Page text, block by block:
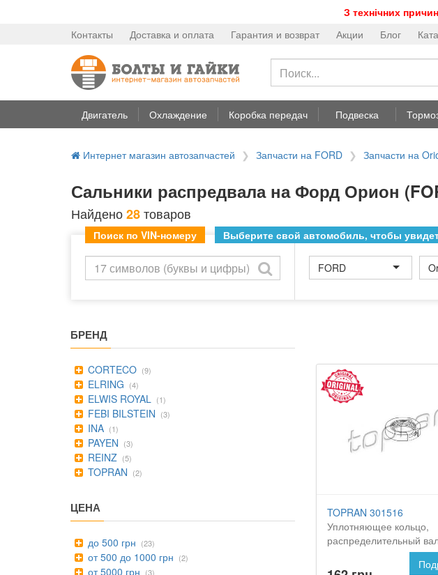
З технічних
Контакты Доставка и оплата Гарантия и возврат Акции Блог
Двигатель Охлаждение Коробка передач Подвеска
Интернет магазин автозапчастей Запчасти на FORD Запчасти на
Сальники распредвала на Форд Орион
Найдено28товаров
Поиск по VIN-номеру Выберите свой автомобиль, чтобы
FORD
БРЕНД
CORTECO (9)
ELRING (4)
ELWIS ROYAL (1)
FEBI BILSTEIN (3)
INA (1)
PAYEN (3)
REINZ (5)
TOPRAN (2)
ЦЕНА
до 500 грн (23)
от 500 до 1000 грн (2)
от 5000 грн (3)
TOPRAN 301516
Уплотняющее кольцо,
распределительный